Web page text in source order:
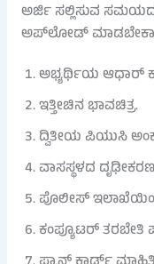
ಅರ್ಜಿ ಸಲ್ಲಿಸುವ
ಅಪ್‌ಲೋಡ್
ಅಭ್ಯರ್ಥಿಯ ಆಧಾರ್
ಇತ್ತೀಚಿನ ಭಾವಚಿತ್ರ.
ದ್ವಿತೀಯ ಪಿಯುಸಿ
ವಾಸಸ್ಥಳದ
ಪೊಲೀಸ್
ಕಂಪ್ಯೂಟರ್ ತರಬೇತಿ